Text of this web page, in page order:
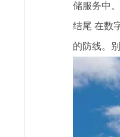
储服务中。
结尾 在数
的防线。